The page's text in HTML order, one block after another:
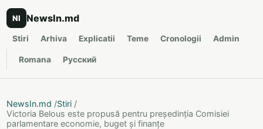
NI NewsIn.md
Stiri Arhiva Explicatii Teme Cronologii Admin
Romana Русский
NewsIn.md /Stiri /
Victoria Belous este propusă pentru președinția Comisiei
parlamentare economie, buget și finanțe